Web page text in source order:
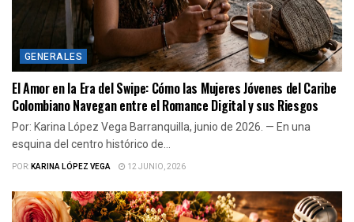
GENERALES
El Amor en la Era del Swipe: Cómo las Mujeres Jóvenes del Caribe
Colombiano Navegan entre el Romance Digital y sus Riesgos
Por: Karina López Vega Barranquilla, junio de 2026. — En una
esquina del centro histórico de...
POR:KARINA LÓPEZ VEGA 12 JUNIO, 2026